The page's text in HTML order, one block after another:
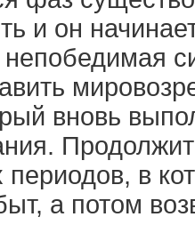
и он
непобедимая
вновь
периодов, в
а потом